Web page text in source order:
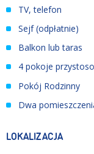
TV, telefon
Sejf (odpłatnie)
Balkon lub taras
4 pokoje
Pokój Rodzinny
Dwa
LOKALIZACJA